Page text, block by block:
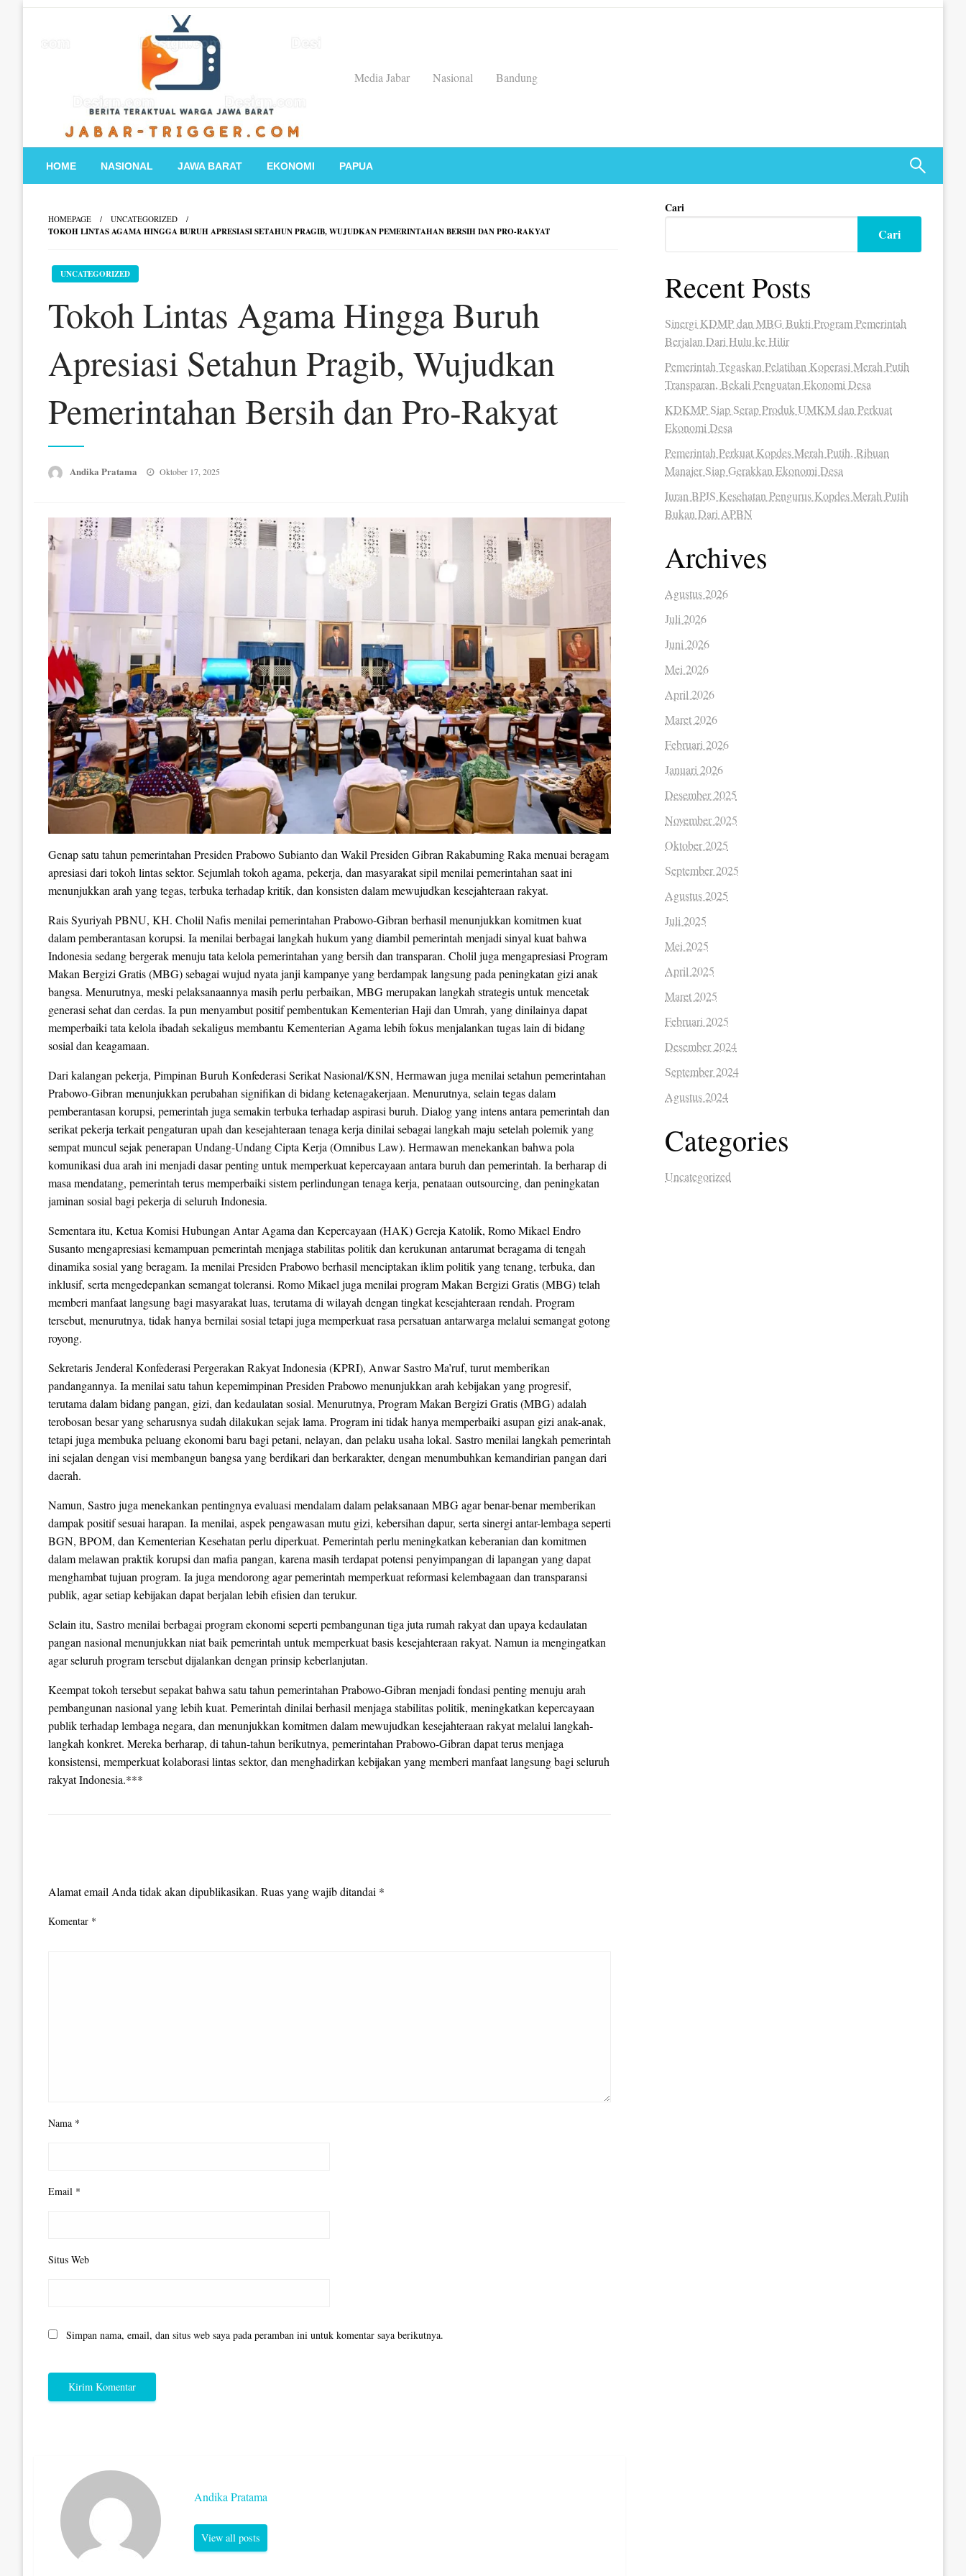
Media Jabar
Nasional Bandung
HOME NASIONAL JAWA BARAT EKONOMI PAPUA
HOMEPAGE UNCATEGORIZED
TOKOH LINTAS AGAMA HINGGA BURUH APRESIASI SETAHUN PRAGIB, WUJUDKAN PEMERINTAHAN BERSIH DAN PRO-RAKYAT
UNCATEGORIZED
Tokoh Lintas Agama Hingga Buruh
Apresiasi Setahun Pragib, Wujudkan
Pemerintahan Bersih dan Pro-Rakyat
Andika Pratama
Posted
Oktober 17, 2025
Genap satu tahun pemerintahan Presiden Prabowo Subianto dan Wakil Presiden Gibran Rakabuming Raka menuai beragam
apresiasi dari tokoh lintas sektor. Sejumlah tokoh agama, pekerja, dan masyarakat sipil menilai pemerintahan saat ini
menunjukkan arah yang tegas, terbuka terhadap kritik, dan konsisten dalam mewujudkan kesejahteraan rakyat.
Rais Syuriyah PBNU, KH. Cholil Nafis menilai pemerintahan Prabowo-Gibran berhasil menunjukkan komitmen kuat
dalam pemberantasan korupsi. Ia menilai berbagai langkah hukum yang diambil pemerintah menjadi sinyal kuat bahwa
Indonesia sedang bergerak menuju tata kelola pemerintahan yang bersih dan transparan. Cholil juga mengapresiasi Program
Makan Bergizi Gratis (MBG) sebagai wujud nyata janji kampanye yang berdampak langsung pada peningkatan gizi anak
bangsa. Menurutnya, meski pelaksanaannya masih perlu perbaikan, MBG merupakan langkah strategis untuk mencetak
generasi sehat dan cerdas. Ia pun menyambut positif pembentukan Kementerian Haji dan Umrah, yang dinilainya dapat
memperbaiki tata kelola ibadah sekaligus membantu Kementerian Agama lebih fokus menjalankan tugas lain di bidang
sosial dan keagamaan.
Dari kalangan pekerja, Pimpinan Buruh Konfederasi Serikat Nasional/KSN, Hermawan juga menilai setahun pemerintahan
Prabowo-Gibran menunjukkan perubahan signifikan di bidang ketenagakerjaan. Menurutnya, selain tegas dalam
pemberantasan korupsi, pemerintah juga semakin terbuka terhadap aspirasi buruh. Dialog yang intens antara pemerintah dan
serikat pekerja terkait pengaturan upah dan kesejahteraan tenaga kerja dinilai sebagai langkah maju setelah polemik yang
sempat muncul sejak penerapan Undang-Undang Cipta Kerja (Omnibus Law). Hermawan menekankan bahwa pola
komunikasi dua arah ini menjadi dasar penting untuk memperkuat kepercayaan antara buruh dan pemerintah. Ia berharap di
masa mendatang, pemerintah terus memperbaiki sistem perlindungan tenaga kerja, penataan outsourcing, dan peningkatan
jaminan sosial bagi pekerja di seluruh Indonesia.
Sementara itu, Ketua Komisi Hubungan Antar Agama dan Kepercayaan (HAK) Gereja Katolik, Romo Mikael Endro
Susanto mengapresiasi kemampuan pemerintah menjaga stabilitas politik dan kerukunan antarumat beragama di tengah
dinamika sosial yang beragam. Ia menilai Presiden Prabowo berhasil menciptakan iklim politik yang tenang, terbuka, dan
inklusif, serta mengedepankan semangat toleransi. Romo Mikael juga menilai program Makan Bergizi Gratis (MBG) telah
memberi manfaat langsung bagi masyarakat luas, terutama di wilayah dengan tingkat kesejahteraan rendah. Program
tersebut, menurutnya, tidak hanya bernilai sosial tetapi juga memperkuat rasa persatuan antarwarga melalui semangat gotong
royong.
Sekretaris Jenderal Konfederasi Pergerakan Rakyat Indonesia (KPRI), Anwar Sastro Ma’ruf, turut memberikan
pandangannya. Ia menilai satu tahun kepemimpinan Presiden Prabowo menunjukkan arah kebijakan yang progresif,
terutama dalam bidang pangan, gizi, dan kedaulatan sosial. Menurutnya, Program Makan Bergizi Gratis (MBG) adalah
terobosan besar yang seharusnya sudah dilakukan sejak lama. Program ini tidak hanya memperbaiki asupan gizi anak-anak,
tetapi juga membuka peluang ekonomi baru bagi petani, nelayan, dan pelaku usaha lokal. Sastro menilai langkah pemerintah
ini sejalan dengan visi membangun bangsa yang berdikari dan berkarakter, dengan menumbuhkan kemandirian pangan dari
daerah.
Namun, Sastro juga menekankan pentingnya evaluasi mendalam dalam pelaksanaan MBG agar benar-benar memberikan
dampak positif sesuai harapan. Ia menilai, aspek pengawasan mutu gizi, kebersihan dapur, serta sinergi antar-lembaga seperti
BGN, BPOM, dan Kementerian Kesehatan perlu diperkuat. Pemerintah perlu meningkatkan keberanian dan komitmen
dalam melawan praktik korupsi dan mafia pangan, karena masih terdapat potensi penyimpangan di lapangan yang dapat
menghambat tujuan program. Ia juga mendorong agar pemerintah memperkuat reformasi kelembagaan dan transparansi
publik, agar setiap kebijakan dapat berjalan lebih efisien dan terukur.
Selain itu, Sastro menilai berbagai program ekonomi seperti pembangunan tiga juta rumah rakyat dan upaya kedaulatan
pangan nasional menunjukkan niat baik pemerintah untuk memperkuat basis kesejahteraan rakyat. Namun ia mengingatkan
agar seluruh program tersebut dijalankan dengan prinsip keberlanjutan.
Keempat tokoh tersebut sepakat bahwa satu tahun pemerintahan Prabowo-Gibran menjadi fondasi penting menuju arah
pembangunan nasional yang lebih kuat. Pemerintah dinilai berhasil menjaga stabilitas politik, meningkatkan kepercayaan
publik terhadap lembaga negara, dan menunjukkan komitmen dalam mewujudkan kesejahteraan rakyat melalui langkah-
langkah konkret. Mereka berharap, di tahun-tahun berikutnya, pemerintahan Prabowo-Gibran dapat terus menjaga
konsistensi, memperkuat kolaborasi lintas sektor, dan menghadirkan kebijakan yang memberi manfaat langsung bagi seluruh
rakyat Indonesia.***
Alamat email Anda tidak akan dipublikasikan. Ruas yang wajib ditandai *
Komentar *
Nama *
Email *
Situs Web
Simpan nama, email, dan situs web saya pada peramban ini untuk komentar saya berikutnya.
Andika Pratama
View all posts
Cari
Cari
Recent Posts
Sinergi KDMP dan MBG Bukti Program Pemerintah
Berjalan Dari Hulu ke Hilir
Pemerintah Tegaskan Pelatihan Koperasi Merah Putih
Transparan, Bekali Penguatan Ekonomi Desa
KDKMP Siap Serap Produk UMKM dan Perkuat
Ekonomi Desa
Pemerintah Perkuat Kopdes Merah Putih, Ribuan
Manajer Siap Gerakkan Ekonomi Desa
Iuran BPJS Kesehatan Pengurus Kopdes Merah Putih
Bukan Dari APBN
Archives
Agustus 2026
Juli 2026
Juni 2026
Mei 2026
April 2026
Maret 2026
Februari 2026
Januari 2026
Desember 2025
November 2025
Oktober 2025
September 2025
Agustus 2025
Juli 2025
Mei 2025
April 2025
Maret 2025
Februari 2025
Desember 2024
September 2024
Agustus 2024
Categories
Uncategorized